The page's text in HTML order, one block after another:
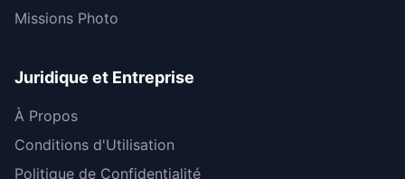
Missions Photo
Juridique et Entreprise
À Propos
Conditions d'Utilisation
Politique de Confidentialité